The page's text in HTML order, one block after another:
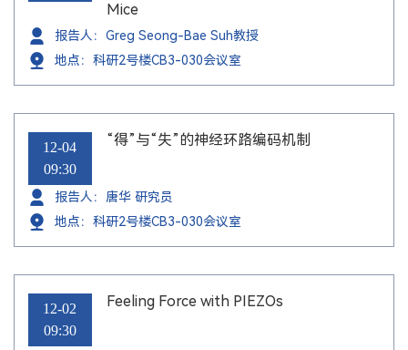
Mice
报告人：Greg Seong-Bae Suh教授
地点：科研2号楼CB3-030会议室
12-04
09:30
“得”与“失”的神经环路编码机制
报告人：唐华 研究员
地点：科研2号楼CB3-030会议室
12-02
09:30
Feeling Force with PIEZOs